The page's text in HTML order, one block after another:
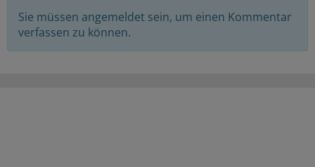
Sie müssen angemeldet sein, um einen Kommentar
verfassen zu können.